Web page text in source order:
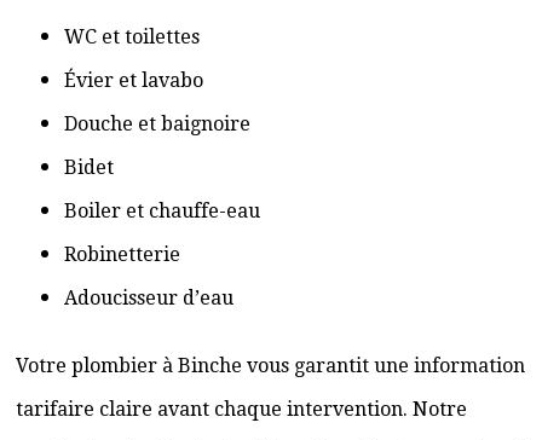
WC et toilettes
Évier et lavabo
Douche et baignoire
Bidet
Boiler et chauffe-eau
Robinetterie
Adoucisseur d’eau
Votre plombier à Binche vous garantit une information
tarifaire claire avant chaque intervention. Notre